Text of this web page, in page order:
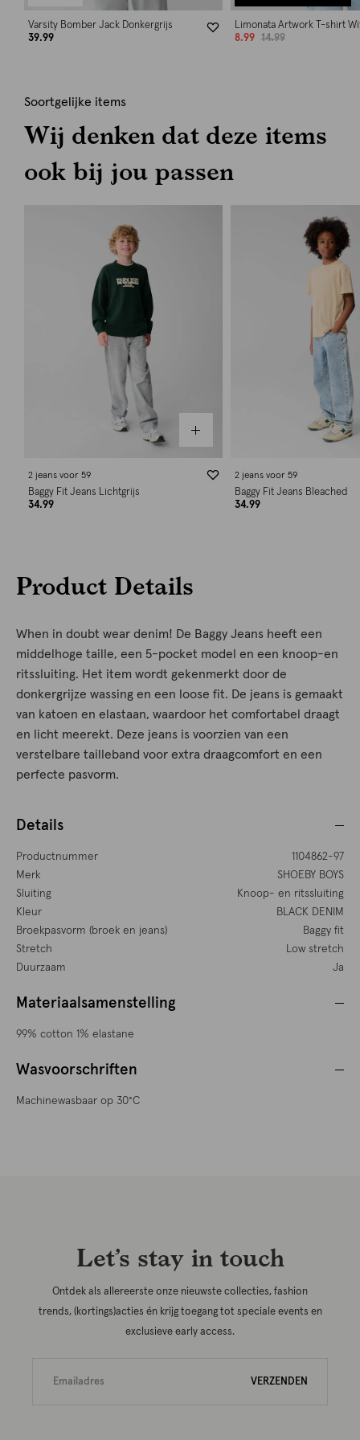
Varsity Bomber Jack Donkergrijs
39.99
Limonata Artwork T-shirt
8.99
14.99
Soortgelijke items
Wij denken dat deze items
ook bij jou passen
2 jeans voor 59
Baggy Fit Jeans Lichtgrijs
34.99
2 jeans voor 59
Baggy Fit Jeans Bleached
34.99
Product Details
When in doubt wear denim! De Baggy Jeans heeft een
middelhoge taille, een 5-pocket model en een knoop-en
ritssluiting. Het item wordt gekenmerkt door de
donkergrijze wassing en een loose fit. De jeans is gemaakt
van katoen en elastaan, waardoor het comfortabel draagt
en licht meerekt. Deze jeans is voorzien van een
verstelbare tailleband voor extra draagcomfort en een
perfecte pasvorm.
Details
Productnummer
1104862-97
Merk
SHOEBY BOYS
Sluiting
Knoop- en ritssluiting
Kleur
BLACK DENIM
Broekpasvorm (broek en jeans)
Baggy fit
Stretch
Low stretch
Duurzaam
Ja
Materiaalsamenstelling
99% cotton 1% elastane
Wasvoorschriften
Machinewasbaar op 30°C
Let’s stay in touch
Ontdek als allereerste onze nieuwste collecties, fashion
trends, (kortings)acties én krijg toegang tot speciale events en
exclusieve early access.
VERZENDEN